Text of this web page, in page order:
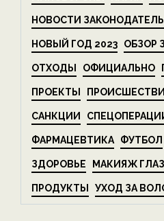
НОВОСТИ
НОВЫЙ ГОД 2023 ОБЗОР
ОТХОДЫ ОФИЦИАЛЬНО
ПРОЕКТЫ
САНКЦИИ
ФАРМАЦЕВТИКА ФУТБОЛ
ЗДОРОВЬЕ МАКИЯЖ ГЛАЗ
ПРОДУКТЫ УХОД ЗА